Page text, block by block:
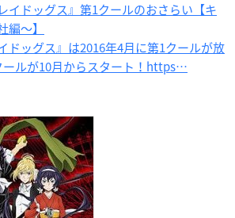
イドッグス』第1クールのおさらい【キ
〜】
ドッグス』は2016年4月に第1クールが放
ールが10月からスタート！https…